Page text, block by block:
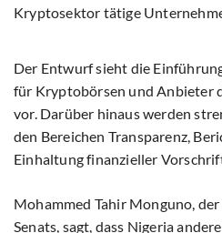
Kryptosektor tätige
Der Entwurf sieht die
für Kryptobörsen und Anbieter
vor. Darüber hinaus werden
den Bereichen Transparenz,
Einhaltung finanzieller
Mohammed Tahir Monguno,
Senats, sagt, dass Nigeria